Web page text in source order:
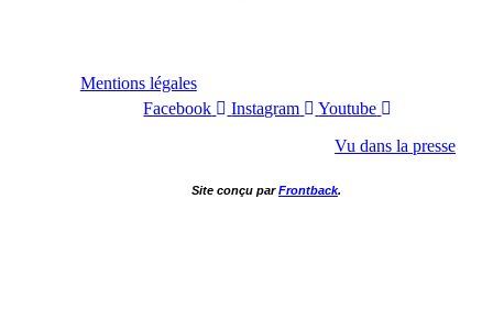
Mentions légales
Facebook
Instagram
Youtube
Vu dans la presse
Site conçu parFrontback.